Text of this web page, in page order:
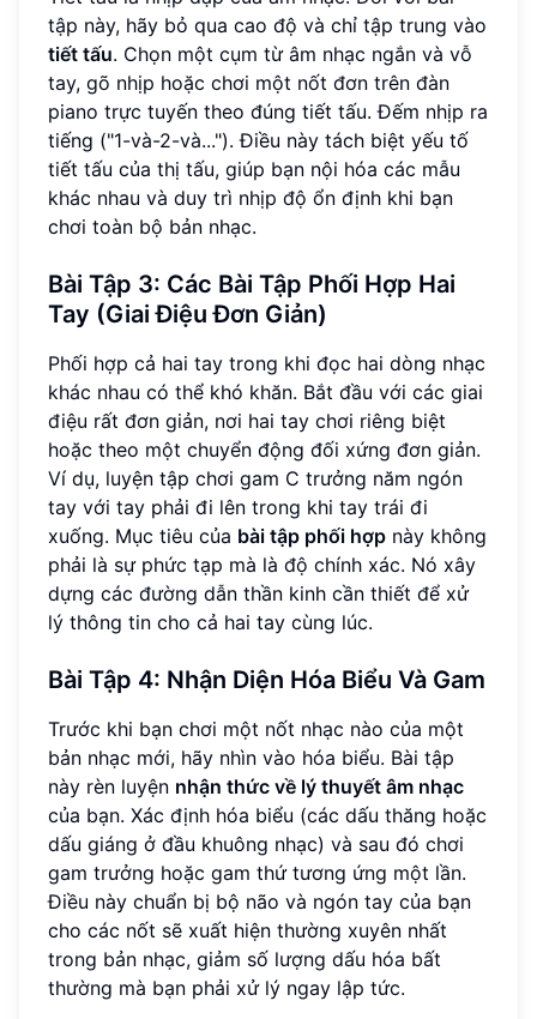
tập này, hãy bỏ qua cao độ và chỉ tập trung vào
tiết tấu. Chọn một cụm từ âm nhạc ngắn và vỗ
tay, gõ nhịp hoặc chơi một nốt đơn trên đàn
piano trực tuyến theo đúng tiết tấu. Đếm nhịp ra
tiếng ("1-và-2-và..."). Điều này tách biệt yếu tố
tiết tấu của thị tấu, giúp bạn nội hóa các mẫu
khác nhau và duy trì nhịp độ ổn định khi bạn
chơi toàn bộ bản nhạc.
Bài Tập 3: Các Bài Tập Phối Hợp Hai
Tay (Giai Điệu Đơn Giản)
Phối hợp cả hai tay trong khi đọc hai dòng nhạc
khác nhau có thể khó khăn. Bắt đầu với các giai
điệu rất đơn giản, nơi hai tay chơi riêng biệt
hoặc theo một chuyển động đối xứng đơn giản.
Ví dụ, luyện tập chơi gam C trưởng năm ngón
tay với tay phải đi lên trong khi tay trái đi
xuống. Mục tiêu của bài tập phối hợp này không
phải là sự phức tạp mà là độ chính xác. Nó xây
dựng các đường dẫn thần kinh cần thiết để xử
lý thông tin cho cả hai tay cùng lúc.
Bài Tập 4: Nhận Diện Hóa Biểu Và Gam
Trước khi bạn chơi một nốt nhạc nào của một
bản nhạc mới, hãy nhìn vào hóa biểu. Bài tập
này rèn luyện nhận thức về lý thuyết âm nhạc
của bạn. Xác định hóa biểu (các dấu thăng hoặc
dấu giáng ở đầu khuông nhạc) và sau đó chơi
gam trưởng hoặc gam thứ tương ứng một lần.
Điều này chuẩn bị bộ não và ngón tay của bạn
cho các nốt sẽ xuất hiện thường xuyên nhất
trong bản nhạc, giảm số lượng dấu hóa bất
thường mà bạn phải xử lý ngay lập tức.